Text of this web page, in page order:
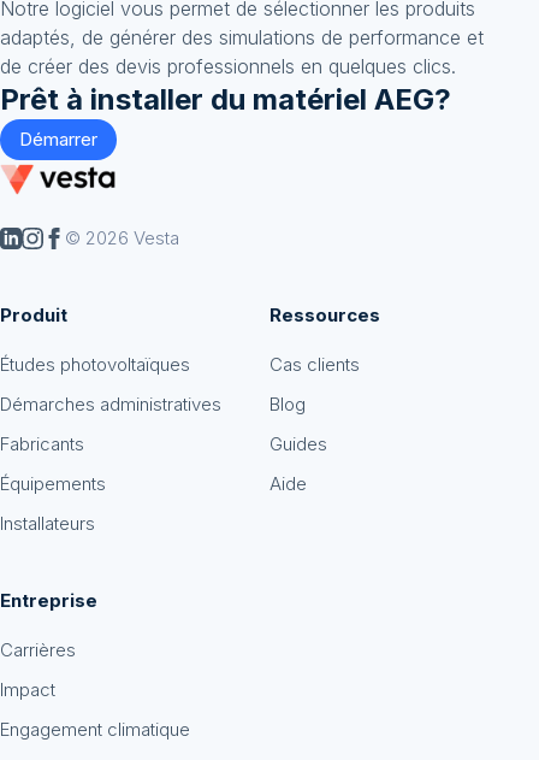
Notre logiciel vous permet de sélectionner les produits
adaptés, de générer des simulations de performance et
de créer des devis professionnels en quelques clics.
Prêt à installer du matériel AEG?
Démarrer
© 2026 Vesta
Produit
Études photovoltaïques
Démarches administratives
Fabricants
Équipements
Installateurs
Ressources
Cas clients
Blog
Guides
Aide
Entreprise
Carrières
Impact
Engagement climatique